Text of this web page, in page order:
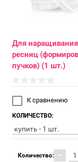
Для наращивания
ресниц
пучков) (1 шт.)
К сравнению
КОЛИЧЕСТВО:
Количество: −